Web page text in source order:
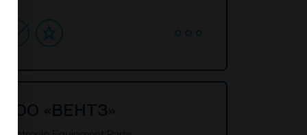
ООО «ВЕНТЗ»